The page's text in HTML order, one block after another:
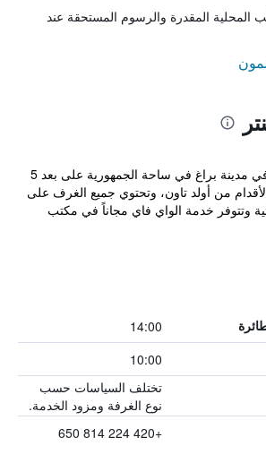
المحلية المقدرة والرسوم المستحقة عند
يقع فندق City Centre في مدينة براغ في ساحة الجمهورية على بعد 5
من أولد تاون، وتحتوي جميع الغرف على
وتتوفر خدمة الواي فاي مجاناً في مكتب
14:00
10:00
تختلف السياسات حسب
نوع الغرفة ومزود الخدمة.
+420 224 814 650